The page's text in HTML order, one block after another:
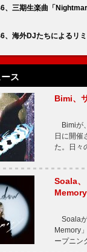
、三期生楽曲「
、海外DJたちによるリ
ス
Bimi、
Bimiが
日に開催
た。日々
Soala、
Soala
Memory
ープニン